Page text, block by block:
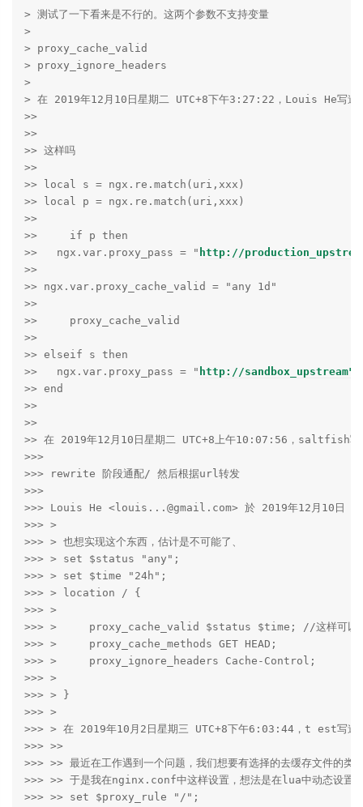
> 测试了一下看来是不行的。这两个参数不支持变量
>
> proxy_cache_valid
> proxy_ignore_headers
>
> 在 2019年12月10日星期二 UTC+8下午3:27:22，Louis He写道
>>
>>
>> 这样吗
>>
>> local s = ngx.re.match(uri,xxx)
>> local p = ngx.re.match(uri,xxx)
>>
>>     if p then
>>   ngx.var.proxy_pass = " http://
>>
>> ngx.var.proxy_cache_valid = "any 1d"
>>
>>     proxy_cache_valid
>>
>> elseif s then
>>   ngx.var.proxy_pass = " http://sandbox_upstream"
>> end
>>
>>
>> 在 2019年12月10日星期二 UTC+8上午10:07:56，saltfish写
>>>
>>> rewrite 阶段通配/ 然后根据url转发
>>>
>>> Louis He <louis...@gmail.com> 於 2019年12月10日 週
>>> >
>>> > 也想实现这个东西，估计是不可能了、
>>> > set $status "any";
>>> > set $time "24h";
>>> > location / {
>>> >
>>> >     proxy_cache_valid $status $time; //这样可以
>>> >     proxy_cache_methods GET HEAD;
>>> >     proxy_ignore_headers Cache-Control;
>>> >
>>> > }
>>> >
>>> > 在 2019年10月2日星期三 UTC+8下午6:03:44，t est写道
>>> >>
>>> >> 最近在工作遇到一个问题，我们想要有选择的去缓存文件的
>>> >> 于是我在nginx.conf中这样设置，想法是在lua中动态设
>>> >> set $proxy_rule "/";